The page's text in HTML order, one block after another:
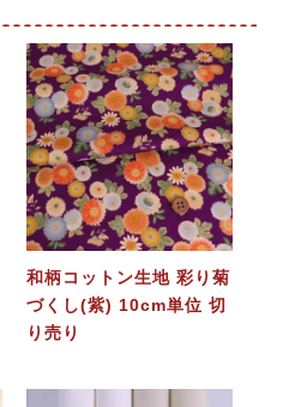
和柄コットン生地 彩り菊
づくし(紫) 10cm単位 切
り売り